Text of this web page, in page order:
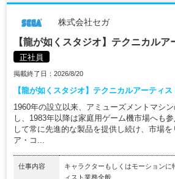
株式会社セガ
【龍が如くスタジオ】テクニカルア
正社員
掲載終了日：2026/8/20
【龍が如くスタジオ】テクニカルアーティ
1960年の設立以来、アミューズメントマシ
し、1983年以降は家庭用ゲーム機市場へも
して常に先進的な製品を提供し続け、市場
ア・コ...
仕事内容
キャラクターもしくはモーションに
ィスト業務全般